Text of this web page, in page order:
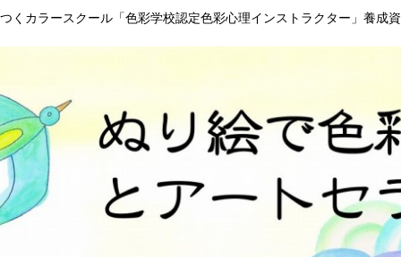
くカラースクール「色彩学校認定色彩心理インストラクター」養成